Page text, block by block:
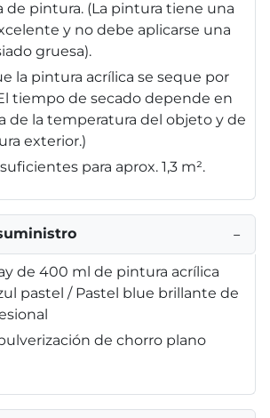
de pintura. (La pintura tiene una
y no debe aplicarse una
gruesa).
la pintura acrílica se seque por
tiempo de secado depende en
de la temperatura del objeto y de
exterior.)
para aprox. 1,3 m².
−
de 400 ml de pintura acrílica
pastel / Pastel blue brillante de
de chorro plano